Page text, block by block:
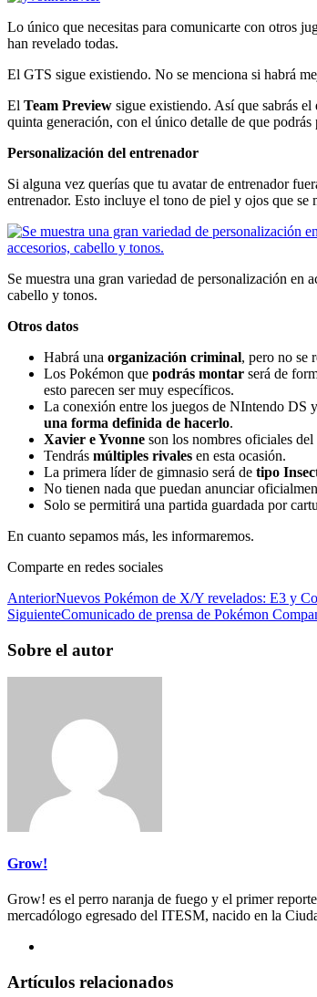
Lo único que necesitas para comunicarte con otros
han revelado todas.
El GTS sigue existiendo. No se menciona si habrá
El Team Preview sigue existiendo. Así que sabrás
quinta generación, con el único detalle de que
Personalización del entrenador
Si alguna vez querías que tu avatar de entrenador
entrenador. Esto incluye el tono de piel y ojos que se
Se muestra una gran variedad de personalización en
cabello y tonos.
Otros datos
Habrá una organización criminal, pero no se
Los Pokémon que podrás montar será de
esto parecen ser muy específicos.
La conexión entre los juegos de NIntendo DS
una forma definida de hacerlo.
Xavier e Yvonne son los nombres oficiales
Tendrás múltiples rivales en esta ocasión.
La primera líder de gimnasio será de tipo
No tienen nada que puedan anunciar
Solo se permitirá una partida guardada por
En cuanto sepamos más, les informaremos.
Comparte en redes sociales
AnteriorNuevos Pokémon de X/Y revelados: E3 y
SiguienteComunicado de prensa de Pokémon
Sobre el autor
Grow!
Grow! es el perro naranja de fuego y el primer
mercadólogo egresado del ITESM, nacido en la
Artículos relacionados